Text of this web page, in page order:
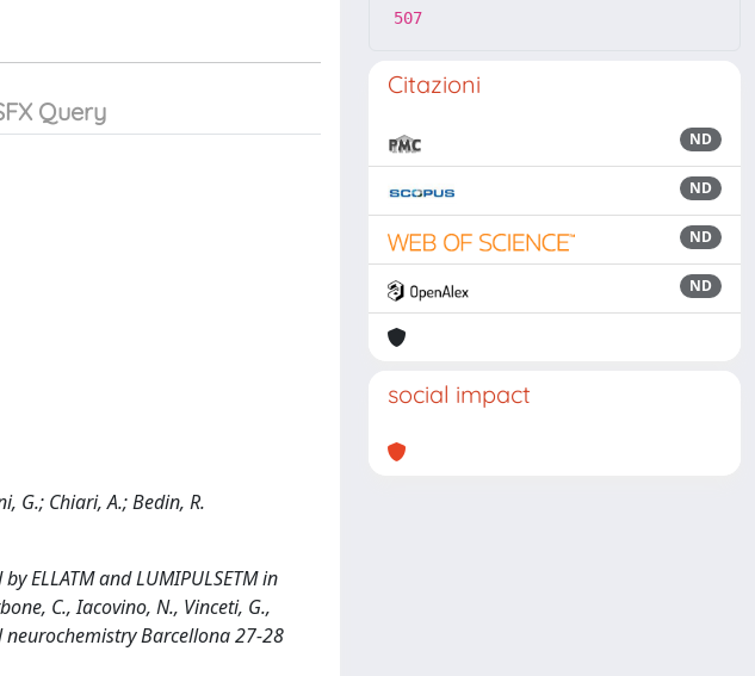
G.; Chiari, A.; Bedin, R.
ELLATM and LUMIPULSETM in
C., Iacovino, N., Vinceti, G.,
neurochemistry Barcellona 27-28
507
Citazioni
ND
ND
ND
ND
social impact